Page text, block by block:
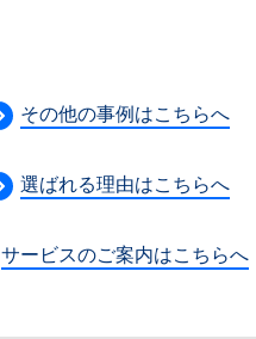
その他の事例はこちらへ
選ばれる理由はこちらへ
サービスのご案内はこちらへ